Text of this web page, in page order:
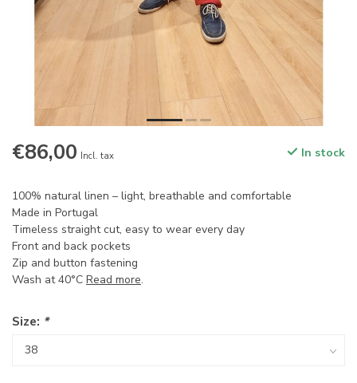
€86,00 Incl. tax In stock
100% natural linen – light, breathable and comfortable
Made in Portugal
Timeless straight cut, easy to wear every day
Front and back pockets
Zip and button fastening
Wash at 40°C Read more.
Size: *